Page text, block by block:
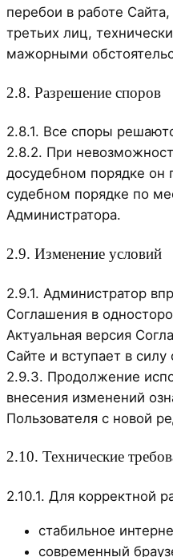
перебои в работе
третьих лиц,
мажорными
2.8. Разрешение споров
2.8.1. Все споры
2.8.2. При
досудебном порядке
судебном порядке по
Администратора.
2.9. Изменение условий
2.9.1. Администратор
Соглашения в
Актуальная версия
Сайте и вступает в
2.9.3. Продолжение
внесения изменений
Пользователя с новой
2.10. Технические
2.10.1. Для корректной
стабильное
современный